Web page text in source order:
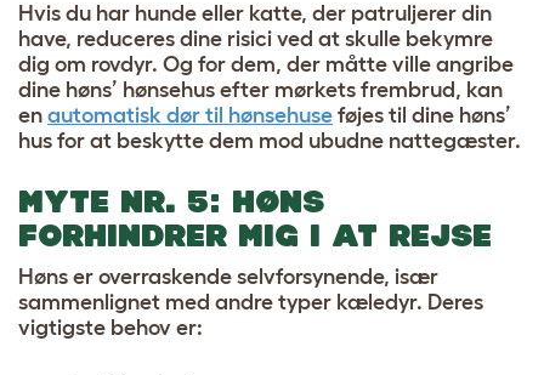
Hvis du har hunde eller katte, der patruljerer din
have, reduceres dine risici ved at skulle bekymre
dig om rovdyr. Og for dem, der måtte ville angribe
dine høns’ hønsehus efter mørkets frembrud, kan
en automatisk dør til hønsehuse føjes til dine høns’
hus for at beskytte dem mod ubudne nattegæster.
MYTE NR. 5: HØNS
FORHINDRER MIG I AT REJSE
Høns er overraskende selvforsynende, især
sammenlignet med andre typer kæledyr. Deres
vigtigste behov er: